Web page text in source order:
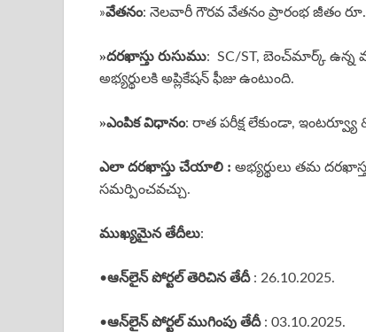
»వేతనం: నెలవారీ గౌరవ వేతనం ప్రారంభ జీతం
»దరఖాస్తు రుసుము: SC/ST, బెంచ్‌మార్క్ ఉన్న
అభ్యర్థులకి అప్లికేషన్ ఫీజు ఉంటుంది.
»ఎంపిక విధానం: రాత పరీక్ష లేకుండా,
ఎలా దరఖాస్తు చేయాలి : అభ్యర్థులు తమ
సమర్పించవచ్చు.
ముఖ్యమైన తేదీలు:
•ఆన్‌లైన్ పోర్టల్ తెరిచిన తేదీ: 26.10.2025.
•ఆన్‌లైన్ పోర్టల్ ముగింపు తేదీ: 03.10.2025.